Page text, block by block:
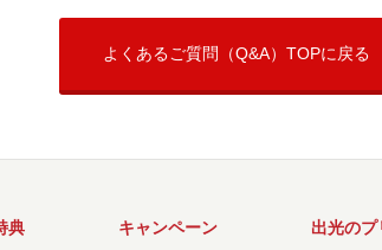
よくあるご質問（Q&A）TOPに戻る
典 キャンペーン 出光のプ